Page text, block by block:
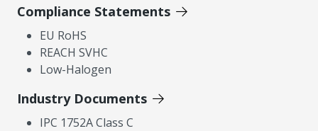
Compliance Statements
EU RoHS
REACH SVHC
Low-Halogen
Industry Documents
IPC 1752A Class C